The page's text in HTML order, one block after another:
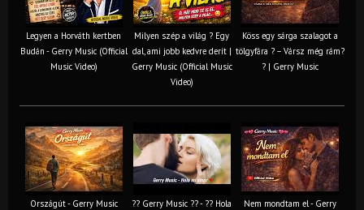
Legyen a Horváth kertben
Budán - Gerry Music (Official
Music Video)
Milyen szép a világ ? Egy
dal, ami jobb kedvre derít |
Gerry Music (Official Music
Video)
Köss egy sárga szalagot a
tölgyfára ?️ – Vársz még rám?
? | Gerry Music
Országút - Gerry Music
?? Gerry Music ?? - ?? Hola
Nem mondtam el - Gerry